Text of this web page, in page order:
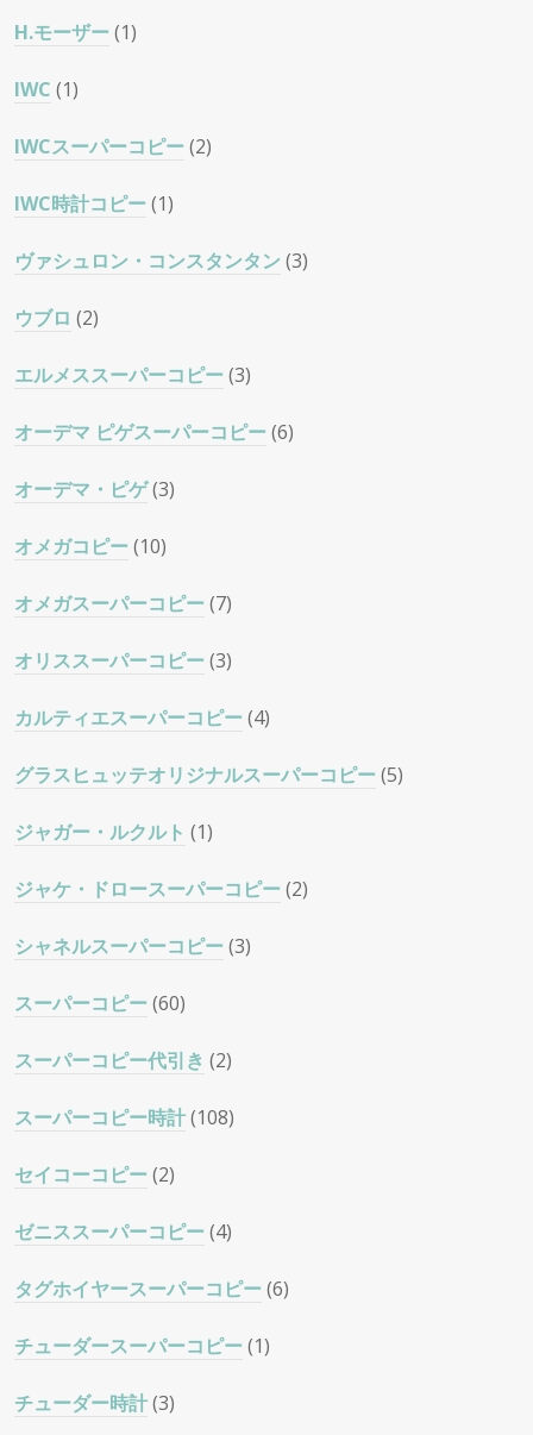
H.モーザー(1)
IWC (1)
IWCスーパーコピー(2)
IWC時計コピー(1)
ヴァシュロン・コンスタンタン (3)
ウブロ (2)
エルメススーパーコピー(3)
オーデマ ピゲスーパーコピー(6)
オーデマ・ピゲ(3)
オメガコピー(10)
オメガスーパーコピー(7)
オリススーパーコピー(3)
カルティエスーパーコピー(4)
グラスヒュッテオリジナルスーパーコピー(5)
ジャガー・ルクルト (1)
ジャケ・ドロースーパーコピー(2)
シャネルスーパーコピー(3)
スーパーコピー(60)
スーパーコピー代引き (2)
スーパーコピー時計(108)
セイコーコピー(2)
ゼニススーパーコピー(4)
タグホイヤースーパーコピー(6)
チューダースーパーコピー(1)
チューダー時計(3)